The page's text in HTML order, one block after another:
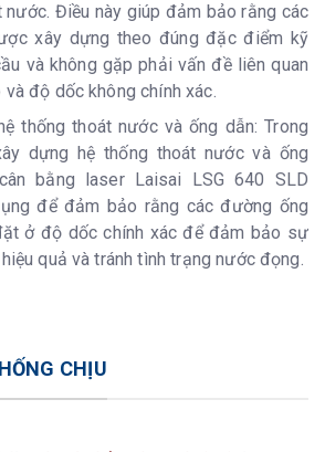
nước. Điều này giúp đảm bảo rằng các
xây dựng theo đúng đặc điểm kỹ
và không gặp phải vấn đề liên quan
độ dốc không chính xác.
thống thoát nước và ống dẫn: Trong
dựng hệ thống thoát nước và ống
bằng laser Laisai LSG 640 SLD
để đảm bảo rằng các đường ống
ở độ dốc chính xác để đảm bảo sự
quả và tránh tình trạng nước đọng.
CHỊU